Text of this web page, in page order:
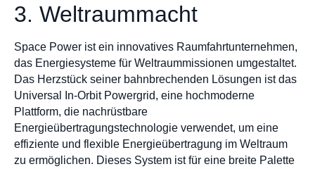
3. Weltraummacht
Space Power ist ein innovatives Raumfahrtunternehmen,
das Energiesysteme für Weltraummissionen umgestaltet.
Das Herzstück seiner bahnbrechenden Lösungen ist das
Universal In-Orbit Powergrid, eine hochmoderne
Plattform, die nachrüstbare
Energieübertragungstechnologie verwendet, um eine
effiziente und flexible Energieübertragung im Weltraum
zu ermöglichen. Dieses System ist für eine breite Palette